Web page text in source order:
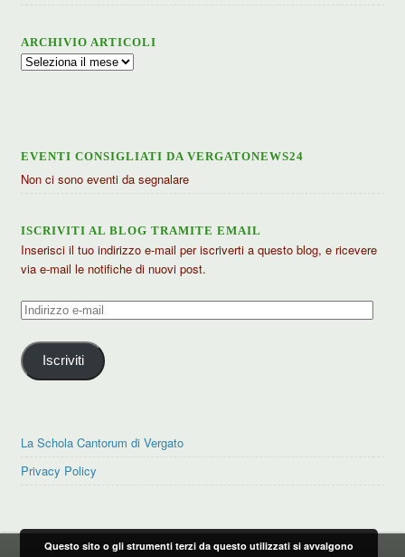
ARCHIVIO ARTICOLI
Archivio
EVENTI CONSIGLIATI DA VERGATONEWS24
Non ci sono eventi da segnalare
ISCRIVITI AL BLOG TRAMITE EMAIL
Inserisci il tuo indirizzo e-mail per iscriverti a questo blog, e ricevere
via e-mail le notifiche di nuovi post.
Indirizzo
mail
Iscriviti
La Schola Cantorum di Vergato
Privacy Policy
Questo sito o gli strumenti terzi da questo utilizzati si avvalgono